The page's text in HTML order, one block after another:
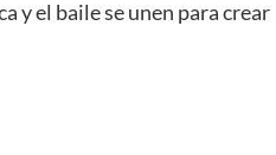
y el baile se unen para crear